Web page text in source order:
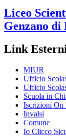
Liceo
Genzano di
Link
MIUR
Ufficio
Ufficio
Scuola in
Iscrizioni On
Invalsi
Comune
Io Clicco